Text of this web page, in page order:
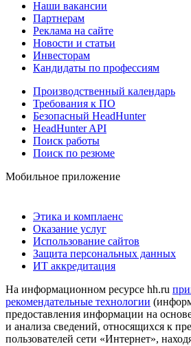
Наши вакансии
Партнерам
Реклама на сайте
Новости и статьи
Инвесторам
Кандидаты по профессиям
Производственный календарь
Требования к ПО
Безопасный HeadHunter
HeadHunter API
Поиск работы
Поиск по резюме
Мобильное приложение
Этика и комплаенс
Оказание услуг
Использование сайтов
Защита персональных данных
ИТ аккредитация
На информационном ресурсе hh.ru
рекомендательные технологии
предоставления информации на
и анализа сведений, относящихся к
пользователей сети «Интернет»,